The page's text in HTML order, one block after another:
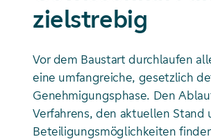
zielstrebig
Vor dem Baustart durchlaufen
eine umfangreiche, gesetzlich
Genehmigungsphase. Den
Verfahrens, den aktuellen Stand
Beteiligungsmöglichkeiten